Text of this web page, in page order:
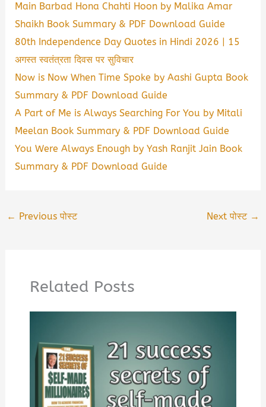
Main Barbad Hona Chahti Hoon by Malika Amar
Shaikh Book Summary & PDF Download Guide
80th Independence Day Quotes in Hindi 2026 | 15
अगस्त स्वतंत्रता दिवस पर सुविचार
Now is Now When Time Spoke by Aashi Gupta Book
Summary & PDF Download Guide
A Part of Me is Always Searching For You by Mitali
Meelan Book Summary & PDF Download Guide
You Were Always Enough by Yash Ranjit Jain Book
Summary & PDF Download Guide
← Previous पोस्ट Next पोस्ट →
Related Posts